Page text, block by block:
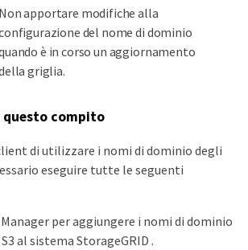
Non apportare modifiche alla
del nome di dominio
è in corso un aggiornamento
griglia.
compito
di utilizzare i nomi di dominio degli
eseguire tutte le seguenti
per aggiungere i nomi di dominio
al sistema StorageGRID .